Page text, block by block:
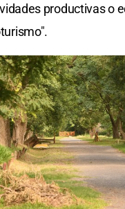
productivas o